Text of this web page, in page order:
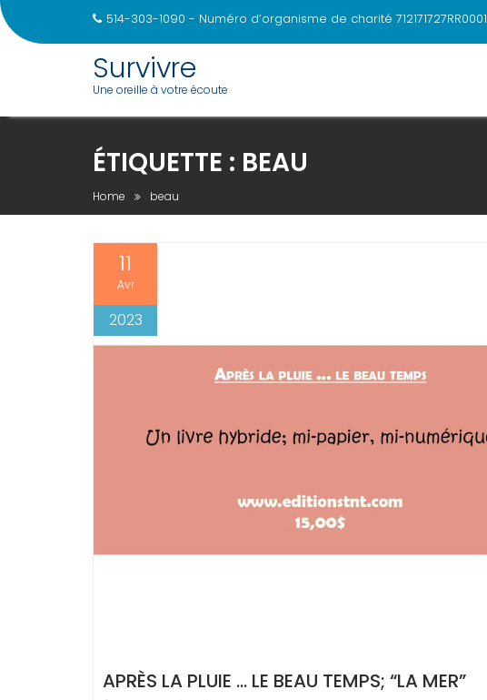
514-303-1090 - Numéro d’organisme de charité 712171727RR0001
Survivre
Une oreille à votre écoute
ÉTIQUETTE : BEAU
Home beau
11
Avr
2023
APRÈS LA PLUIE … LE BEAU TEMPS; “LA MER”